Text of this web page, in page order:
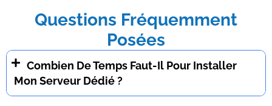
Questions Fréquemment
Posées
Combien De Temps Faut-Il Pour Installer
Mon Serveur Dédié ?